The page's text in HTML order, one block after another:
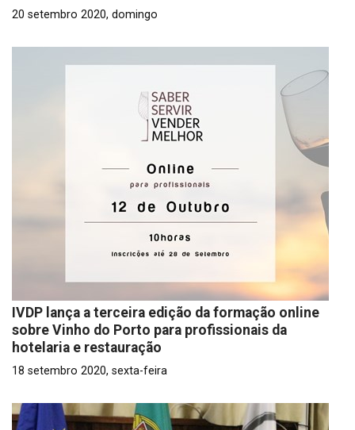
20 setembro 2020, domingo
IVDP lança a terceira edição da formação online
sobre Vinho do Porto para profissionais da
hotelaria e restauração
18 setembro 2020, sexta-feira